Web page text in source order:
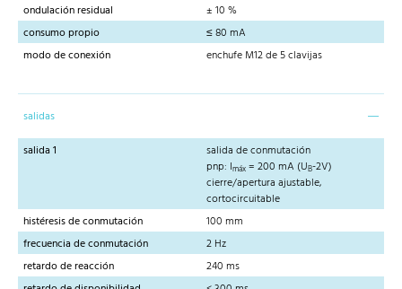
ondulación residual
± 10 %
consumo propio
≤ 80 mA
modo de conexión
enchufe M12 de 5 clavijas
salidas
salida 1
salida de conmutación
pnp: Imáx = 200 mA (UB-2V)
cierre/apertura ajustable,
cortocircuitable
histéresis de conmutación
100 mm
frecuencia de conmutación
2 Hz
retardo de reacción
240 ms